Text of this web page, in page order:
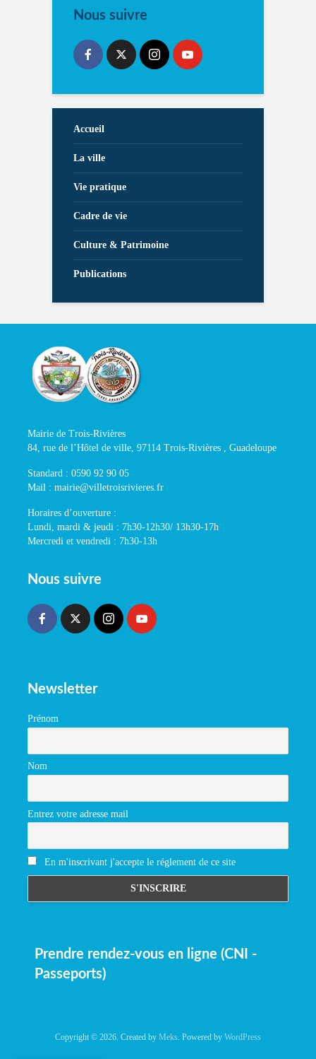
Nous suivre
Accueil
La ville
Vie pratique
Cadre de vie
Culture & Patrimoine
Publications
Mairie de Trois-Rivières
84, rue de l’Hôtel de ville, 97114 Trois-Rivières , Guadeloupe
Standard : 0590 92 90 05
Mail : mairie@villetroisrivieres.fr
Horaires d’ouverture :
Lundi, mardi & jeudi : 7h30-12h30/ 13h30-17h
Mercredi et vendredi : 7h30-13h
Nous suivre
Newsletter
Prénom
Nom
Entrez votre adresse mail
En m'inscrivant j'accepte le réglement de ce site
Prendre rendez-vous en ligne (CNI -
Passeports)
Copyright © 2026. Created by Meks . Powered by WordPress